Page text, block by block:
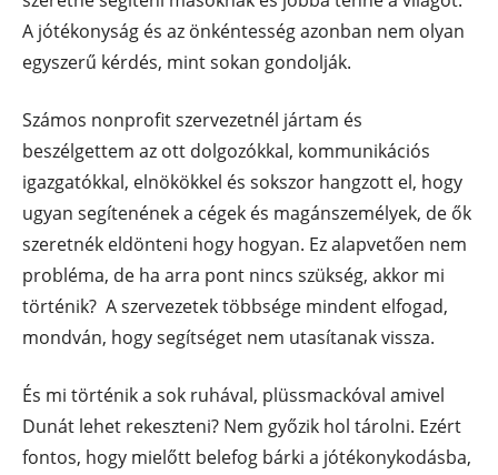
A jótékonyság és az önkéntesség azonban nem olyan
egyszerű kérdés, mint sokan gondolják.
Számos nonprofit szervezetnél jártam és
beszélgettem az ott dolgozókkal, kommunikációs
igazgatókkal, elnökökkel és sokszor hangzott el, hogy
ugyan segítenének a cégek és magánszemélyek, de ők
szeretnék eldönteni hogy hogyan. Ez alapvetően nem
probléma, de ha arra pont nincs szükség, akkor mi
történik? A szervezetek többsége mindent elfogad,
mondván, hogy segítséget nem utasítanak vissza.
És mi történik a sok ruhával, plüssmackóval amivel
Dunát lehet rekeszteni? Nem győzik hol tárolni. Ezért
fontos, hogy mielőtt belefog bárki a jótékonykodásba,